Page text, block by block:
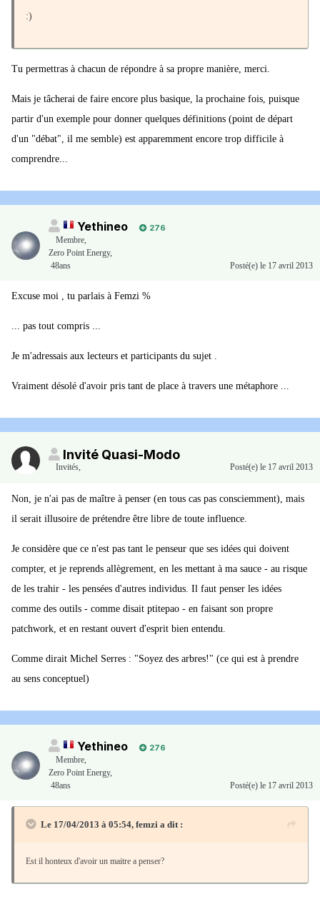
:)
Tu permettras à chacun de répondre à sa propre manière, merci.
Mais je tâcherai de faire encore plus basique, la prochaine fois, puisque
partir d'un exemple pour donner quelques définitions (point de départ
d'un "débat", il me semble) est apparemment encore trop difficile à
comprendre...
Yethineo
276
Membre
Zero Point Energy,
48ans
Posté(e) le 17 avril 2013
Excuse moi , tu parlais à Femzi %
... pas tout compris ...
Je m'adressais aux lecteurs et participants du sujet .
Vraiment désolé d'avoir pris tant de place à travers une métaphore ...
Invité Quasi-Modo
Invités Posté(e) le 17 avril 2013
Non, je n'ai pas de maître à penser (en tous cas pas consciemment), mais
il serait illusoire de prétendre être libre de toute influence.
Je considère que ce n'est pas tant le penseur que ses idées qui doivent
compter, et je reprends allègrement, en les mettant à ma sauce - au risque
de les trahir - les pensées d'autres individus. Il faut penser les idées
comme des outils - comme disait ptitepao - en faisant son propre
patchwork, et en restant ouvert d'esprit bien entendu.
Comme dirait Michel Serres : "Soyez des arbres!" (ce qui est à prendre
au sens conceptuel)
Yethineo
276
Membre
Zero Point Energy,
48ans
Posté(e) le 17 avril 2013
Le 17/04/2013 à 05:54, femzi a dit :
Est il honteux d'avoir un maitre a penser?